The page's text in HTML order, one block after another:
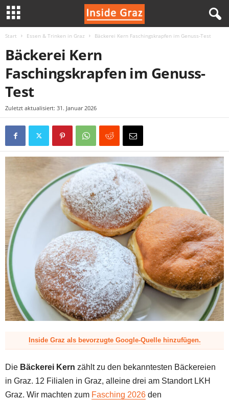
e
Start Essen & Trinken in Graz Bäckerei Kern Faschingskrapfen im Genuss-Test
Bäckerei Kern
Faschingskrapfen im Genuss-
Test
Zuletzt aktualisiert: 31. Januar 2026
Inside Graz als bevorzugte Google-Quelle hinzufügen.
Die Bäckerei Kern zählt zu den bekanntesten Bäckereien
in Graz. 12 Filialen in Graz, alleine drei am Standort LKH
Graz. Wir machten zum Fasching 2026 den